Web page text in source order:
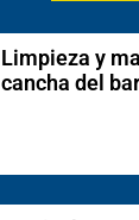
Limpieza y
cancha del